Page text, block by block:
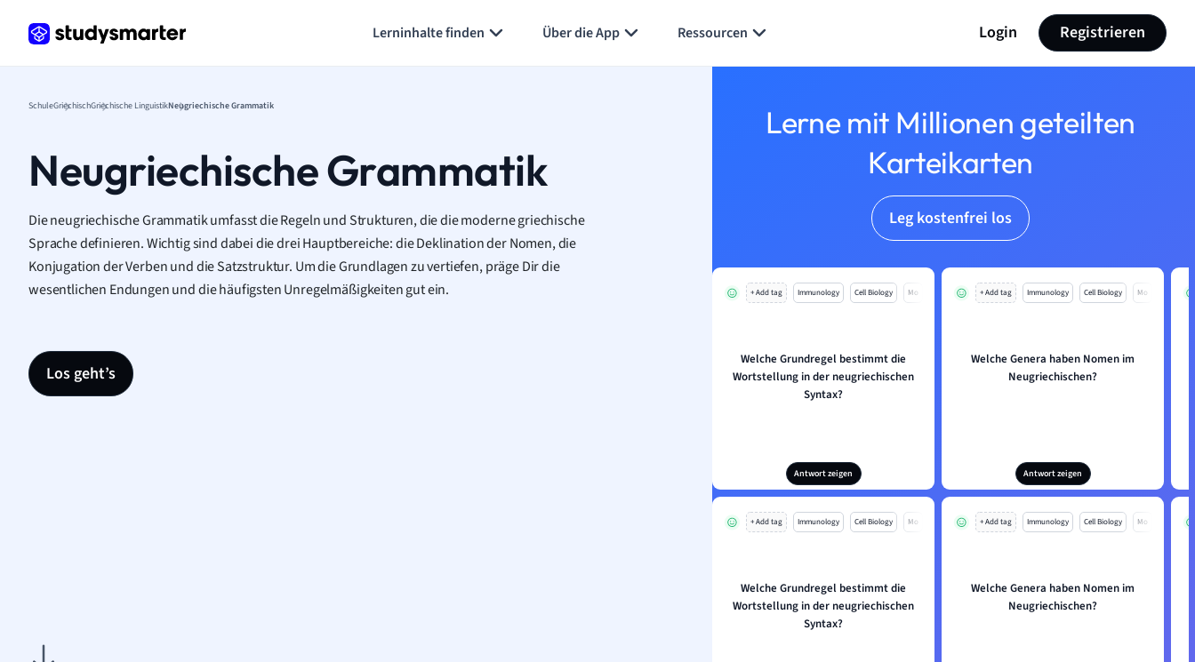
Lerninhalte finden Über die App Ressourcen Login Registrieren
SchuleGriechischGriechische LinguistikNeugriechische Grammatik
Neugriechische Grammatik
Die neugriechische Grammatik umfasst die Regeln und Strukturen, die die moderne griechische
Sprache definieren. Wichtig sind dabei die drei Hauptbereiche: die Deklination der Nomen, die
Konjugation der Verben und die Satzstruktur. Um die Grundlagen zu vertiefen, präge Dir die
wesentlichen Endungen und die häufigsten Unregelmäßigkeiten gut ein.
Los geht’s
Lerne mit Millionen geteilten
Karteikarten
Leg kostenfrei los
+ Add tag Immunology Cell Biology Mo
Welche Grundregel bestimmt die
Wortstellung in der neugriechischen
Syntax?
Antwort zeigen
+ Add tag Immunology Cell Biology Mo
Welche Genera haben Nomen im
Neugriechischen?
Antwort zeigen
+ Add tag Immunology Cell Biology Mo
Welche Grundregel bestimmt die
Wortstellung in der neugriechischen
Syntax?
+ Add tag Immunology Cell Biology Mo
Welche Genera haben Nomen im
Neugriechischen?